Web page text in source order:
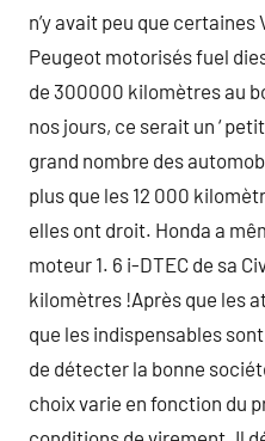
n’y avait peu que
Peugeot motorisés fuel
de 300000 kilomètres au
nos jours, ce serait un ‘
grand nombre des
plus que les 12 000
elles ont droit. Honda a
moteur 1. 6 i-DTEC de sa
kilomètres !Après que les
que les indispensables
de détecter la bonne
choix varie en fonction du